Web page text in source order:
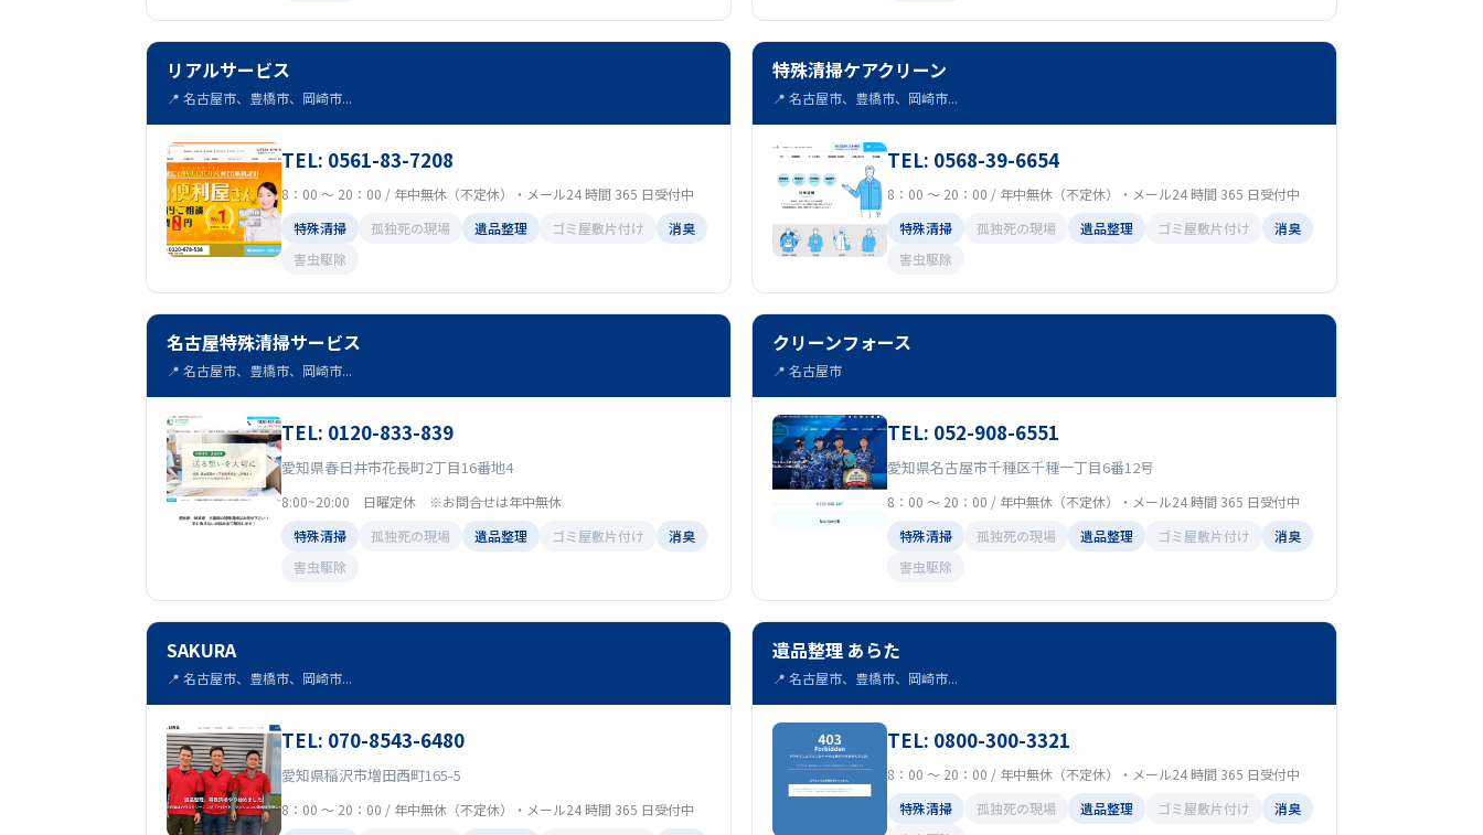
リアルサービス
📍 名古屋市、豊橋市、岡崎市...
TEL: 0561-83-7208
8：00 ～ 20：00 / 年中無休（不定休）・メール24 時間 365 日受付中
特殊清掃
孤独死の現場 遺品整理 ゴミ屋敷片付け
消臭
害虫駆除
特殊清掃ケアクリーン
📍 名古屋市、豊橋市、岡崎市...
TEL: 0568-39-6654
8：00 ～ 20：00 / 年中無休（不定休）・メール24 時間 365 日受付中
特殊清掃
孤独死の現場 遺品整理 ゴミ屋敷片付け
消臭
害虫駆除
名古屋特殊清掃サービス
📍 名古屋市、豊橋市、岡崎市...
TEL: 0120-833-839
愛知県春日井市花長町2丁目16番地4
8:00~20:00 日曜定休 ※お問合せは年中無休
特殊清掃
孤独死の現場 遺品整理 ゴミ屋敷片付け
消臭
害虫駆除
クリーンフォース
📍 名古屋市
TEL: 052-908-6551
愛知県名古屋市千種区千種一丁目6番12号
8：00 ～ 20：00 / 年中無休（不定休）・メール24 時間 365 日受付中
特殊清掃
孤独死の現場 遺品整理 ゴミ屋敷片付け
消臭
害虫駆除
SAKURA
📍 名古屋市、豊橋市、岡崎市...
TEL: 070-8543-6480
愛知県稲沢市増田西町165-5
8：00 ～ 20：00 / 年中無休（不定休）・メール24 時間 365 日受付中
遺品整理 あらた
📍 名古屋市、豊橋市、岡崎市...
TEL: 0800-300-3321
8：00 ～ 20：00 / 年中無休（不定休）・メール24 時間 365 日受付中
特殊清掃
孤独死の現場 遺品整理 ゴミ屋敷片付け
消臭